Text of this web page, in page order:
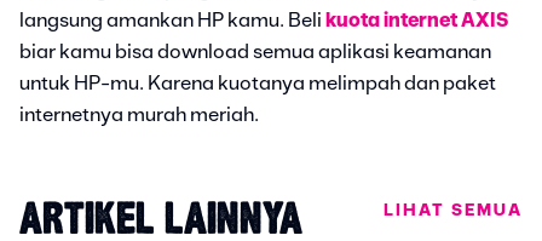
langsung amankan HP kamu. Beli kuota internet AXIS
biar kamu bisa download semua aplikasi keamanan
untuk HP-mu. Karena kuotanya melimpah dan paket
internetnya murah meriah.
ARTIKEL LAINNYA LIHAT SEMUA